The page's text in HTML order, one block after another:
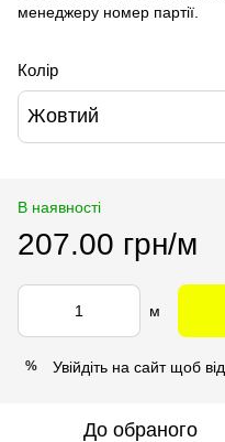
менеджеру номер партії.
Колір
Жовтий
В наявності
207.00 грн/м
м
% Увійдіть на сайтщоб
До обраного